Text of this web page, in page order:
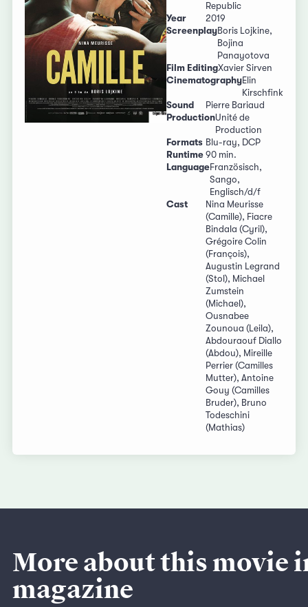
Republic
Year
2019
ScreenplayBoris Lojkine,
Bojina
Panayotova
Film EditingXavier Sirven
CinematographyElin
Kirschfink
Sound
Pierre Bariaud
ProductionUnité de
Production
Formats Blu-ray, DCP
Runtime 90 min.
LanguageFranzösisch,
Sango,
Englisch/d/f
Cast
Nina Meurisse
(Camille), Fiacre
Bindala (Cyril),
Grégoire Colin
(François),
Augustin Legrand
(Stol), Michael
Zumstein
(Michael),
Ousnabee
Zounoua (Leila),
Abdouraouf Diallo
(Abdou), Mireille
Perrier (Camilles
Mutter), Antoine
Gouy (Camilles
Bruder), Bruno
Todeschini
(Mathias)
More about this movie
magazine